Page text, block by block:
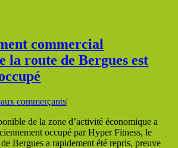
commercial
la route de Bergues est
commerçants|
de la zone d’activité économique a
occupé par Hyper Fitness, le
Bergues a rapidement été repris, preuve